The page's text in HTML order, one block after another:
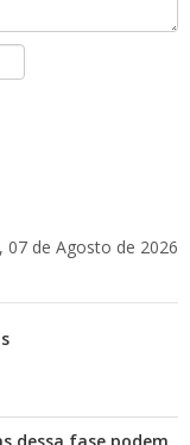
07 de Agosto de 2026